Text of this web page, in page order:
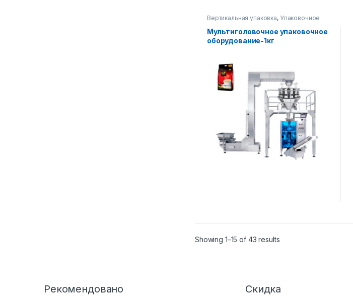
Вертикальная упаковка, Упаковочное
Мультиголовочное упаковочное
оборудование-1кг
Showing 1–15 of 43 results
Рекомендовано Скидка